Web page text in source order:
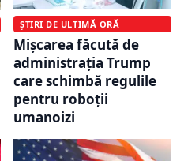
ȘTIRI DE ULTIMĂ ORĂ
Mișcarea făcută de
administrația Trump
care schimbă regulile
pentru roboții
umanoizi